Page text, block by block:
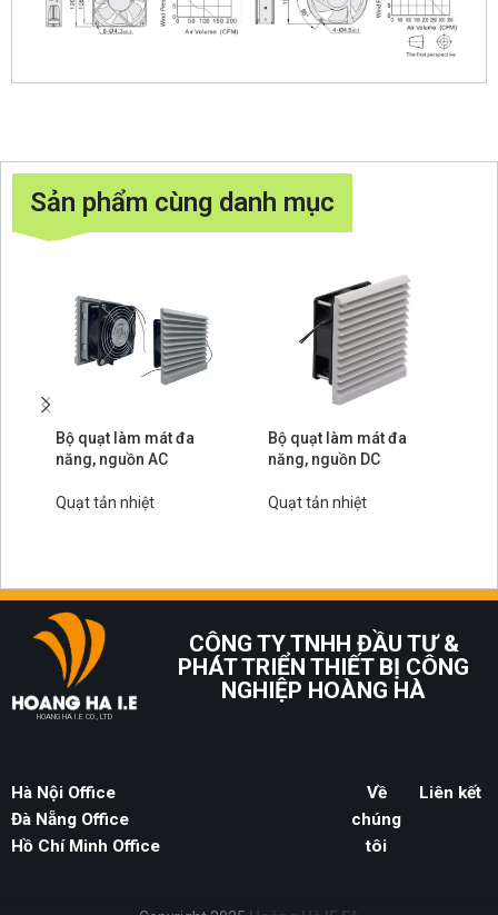
Sản phẩm cùng danh mục
Bộ quạt làm mát đa
năng, nguồn AC
Quạt tản nhiệt
Bộ quạt làm mát đa
năng, nguồn DC
Quạt tản nhiệt
HOANG HA I.E CO., LTD
CÔNG TY TNHH ĐẦU TƯ &
PHÁT TRIỂN THIẾT BỊ CÔNG
NGHIỆP HOÀNG HÀ
Hà Nội Office
Đà Nẵng Office
Hồ Chí Minh Office
Về
chúng
tôi
Liên kết